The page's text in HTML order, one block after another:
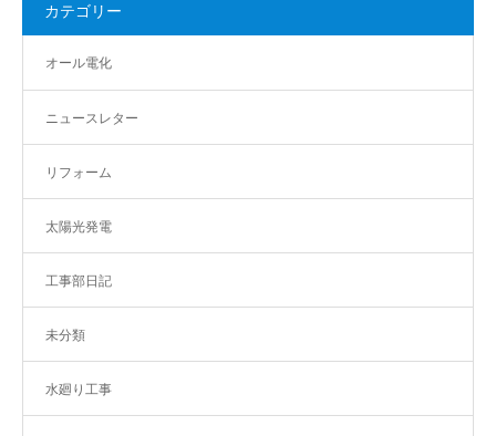
カテゴリー
オール電化
ニュースレター
リフォーム
太陽光発電
工事部日記
未分類
水廻り工事